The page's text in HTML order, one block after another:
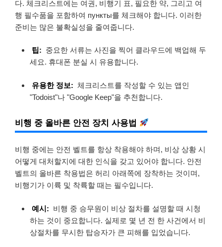
다. 체크리스트에는 여권, 비행기 표, 필요한 약, 그리고 여
행 필수품을 포함하여 пункты를 체크해야 합니다. 이러한
준비는 많은 불확실성을 줄여줍니다.
팁: 중요한 서류는 사진을 찍어 클라우드에 백업해 두
세요. 휴대폰 분실 시 유용합니다.
유용한 정보: 체크리스트를 작성할 수 있는 앱인
"Todoist"나 "Google Keep"을 추천합니다.
비행 중 올바른 안전 장치 사용법
비행 중에는 안전 벨트를 항상 착용해야 하며, 비상 상황 시
어떻게 대처할지에 대한 인식을 갖고 있어야 합니다. 안전
벨트의 올바른 착용법은 허리 아래쪽에 장착하는 것이며,
비행기가 이륙 및 착륙할 때는 필수입니다.
예시: 비행 중 승무원이 비상 절차를 설명할 때 시청
하는 것이 중요합니다. 실제로 몇 년 전 한 사건에서 비
상절차를 무시한 탑승자가 큰 피해를 입었습니다.